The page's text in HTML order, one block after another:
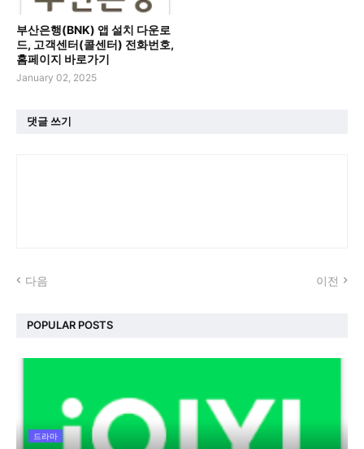
부산은행(BNK) 앱 설치 다운로
드, 고객센터(콜센터) 전화번호,
홈페이지 바로가기
January 02, 2025
댓글 쓰기
다음 이전
POPULAR POSTS
드라마